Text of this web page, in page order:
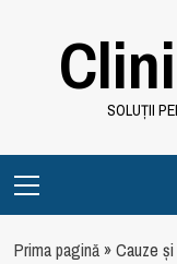
SOLUȚII
Menu
Prima pagină»Cauze